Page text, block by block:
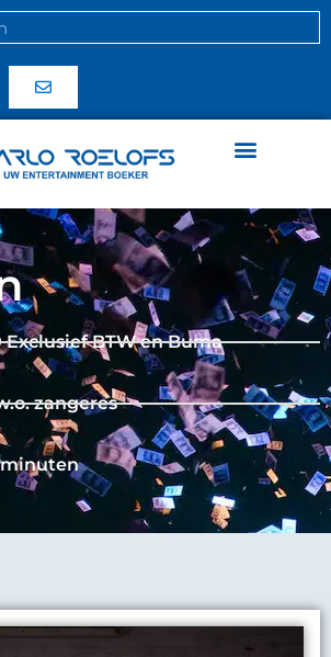
Exclusief BTW en Buma
zangeres
minuten